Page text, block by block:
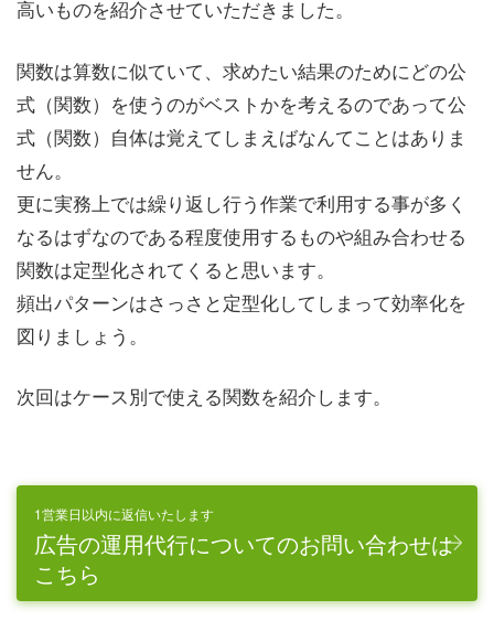
高いものを紹介させていただきました。
関数は算数に似ていて、求めたい結果のためにどの公
式（関数）を使うのがベストかを考えるのであって公
式（関数）自体は覚えてしまえばなんてことはありま
せん。
更に実務上では繰り返し行う作業で利用する事が多く
なるはずなのである程度使用するものや組み合わせる
関数は定型化されてくると思います。
頻出パターンはさっさと定型化してしまって効率化を
図りましょう。
次回はケース別で使える関数を紹介します。
1営業日以内に返信いたします
広告の運用代行についてのお問い合わせは
こちら